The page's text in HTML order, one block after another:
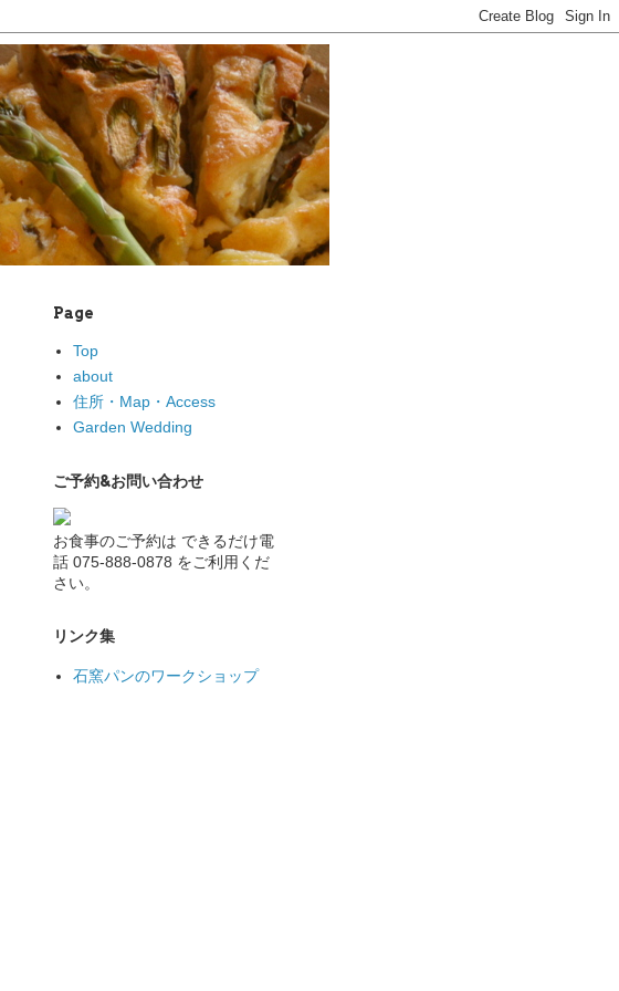
Page
Top
about
住所・Map・Access
Garden Wedding
ご予約&お問い合わせ
お食事のご予約は できるだけ電
話 075-888-0878 をご利用くだ
さい。
リンク集
石窯パンのワークショップ